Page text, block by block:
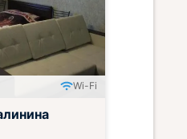
Wi-Fi